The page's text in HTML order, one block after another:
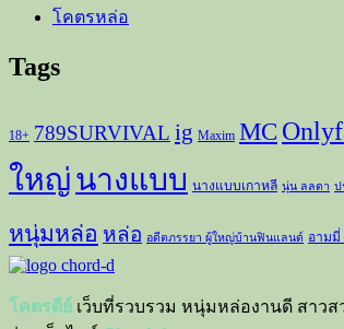
โคตรหล่อ
Tags
18+ 789SURVIVAL ig Maxim MC
ใหญ่นางแบบ นางแบบเกาหลี นุ่น ลลดา ป
หนุ่มหล่อ หล่อ อดีตภรรยา ผู้ใหญ่บ้านฟินแลนด์ อาม
โคตรดีย์ เว็บที่รวบรวม หนุ่มหล่องานดี สาว